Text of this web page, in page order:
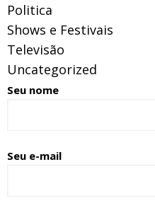
Politica
Shows e Festivais
Televisão
Uncategorized
Seu nome
Seu e-mail